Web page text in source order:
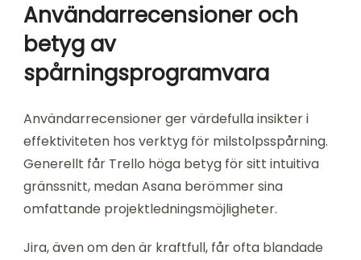
Användarrecensioner och
betyg av
spårningsprogramvara
Användarrecensioner ger värdefulla insikter i
effektiviteten hos verktyg för milstolpsspårning.
Generellt får Trello höga betyg för sitt intuitiva
gränssnitt, medan Asana berömmer sina
omfattande projektledningsmöjligheter.
Jira, även om den är kraftfull, får ofta blandade